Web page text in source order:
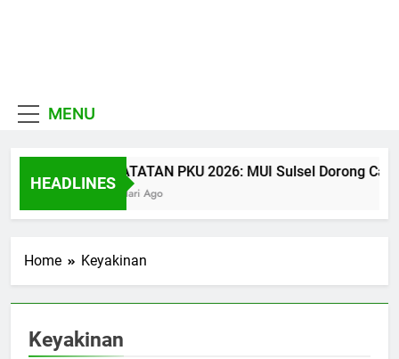
MENU
HEADLINES
CATATAN PKU 2026: MUI Sulsel Dorong
1 Hari Ago
Home Keyakinan
Keyakinan